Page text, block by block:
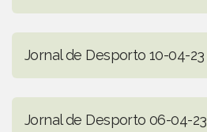
Jornal de Desporto 10-04-23
Jornal de Desporto 06-04-23